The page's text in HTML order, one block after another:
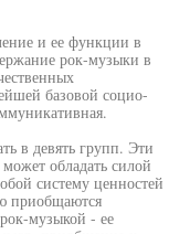
и ее функции в
рок-музыки в
базовой социо-
в девять групп. Эти
обладать силой
систему ценностей
приобщаются
музыкой - ее